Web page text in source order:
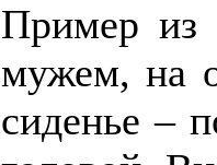
Пример из
мужем, на
сиденье –